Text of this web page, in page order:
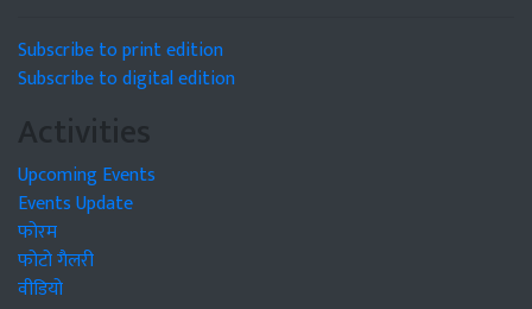
Subscribe to print edition
Subscribe to digital edition
Activities
Upcoming Events
Events Update
फोरम
फोटो गैलरी
वीडियो